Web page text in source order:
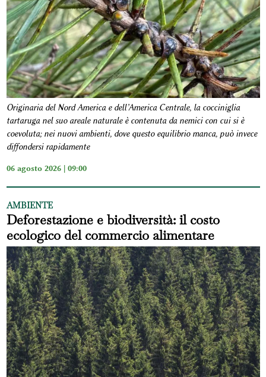
Originaria del Nord America e dell’America Centrale, la cocciniglia
tartaruga nel suo areale naturale è contenuta da nemici con cui si è
coevoluta; nei nuovi ambienti, dove questo equilibrio manca, può invece
diffondersi rapidamente
06 agosto 2026 | 09:00
AMBIENTE
Deforestazione e biodiversità: il costo
ecologico del commercio alimentare